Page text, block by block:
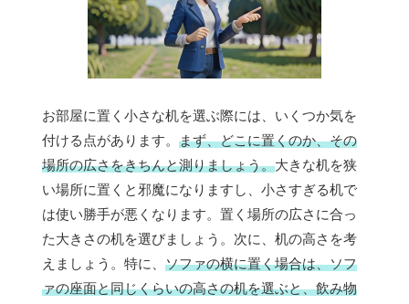
お部屋に置く小さな机を選ぶ際には、いくつか気を
付ける点があります。 まず、どこに置くのか、その
場所の広さをきちんと測りましょう。大きな机を狭
い場所に置くと邪魔になりますし、小さすぎる机で
は使い勝手が悪くなります。置く場所の広さに合っ
た大きさの机を選びましょう。次に、机の高さを考
えましょう。特に、 ソファの横に置く場合は、ソフ
ァの座面と同じくらいの高さの机を選ぶと、飲み物